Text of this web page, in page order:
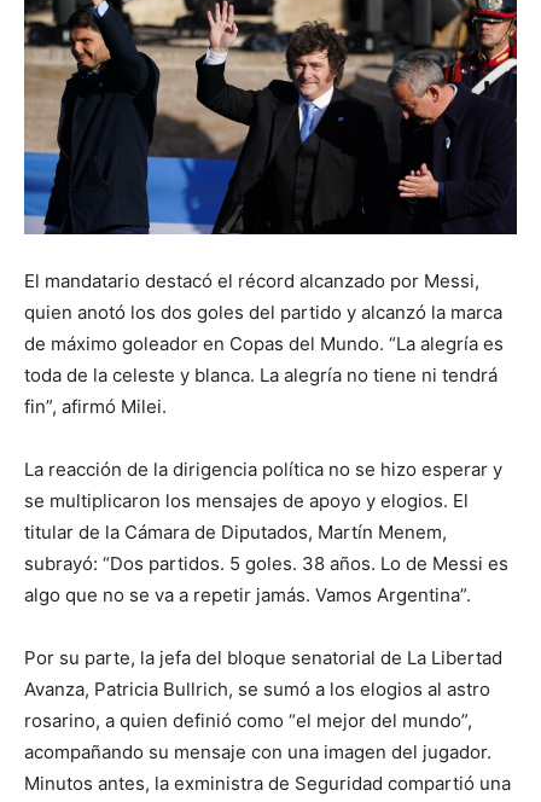
El mandatario destacó el récord alcanzado por Messi,
quien anotó los dos goles del partido y alcanzó la marca
de máximo goleador en Copas del Mundo. “La alegría es
toda de la celeste y blanca. La alegría no tiene ni tendrá
fin”, afirmó Milei.
La reacción de la dirigencia política no se hizo esperar y
se multiplicaron los mensajes de apoyo y elogios. El
titular de la Cámara de Diputados, Martín Menem,
subrayó: “Dos partidos. 5 goles. 38 años. Lo de Messi es
algo que no se va a repetir jamás. Vamos Argentina”.
Por su parte, la jefa del bloque senatorial de La Libertad
Avanza, Patricia Bullrich, se sumó a los elogios al astro
rosarino, a quien definió como “el mejor del mundo”,
acompañando su mensaje con una imagen del jugador.
Minutos antes, la exministra de Seguridad compartió una